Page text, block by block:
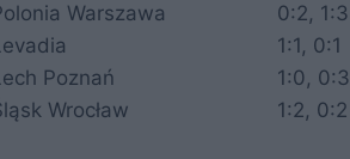
Warszawa
0:2, 1:3
1:1, 0:1
Poznań
1:0, 0:3
Wrocław 1:2, 0:2